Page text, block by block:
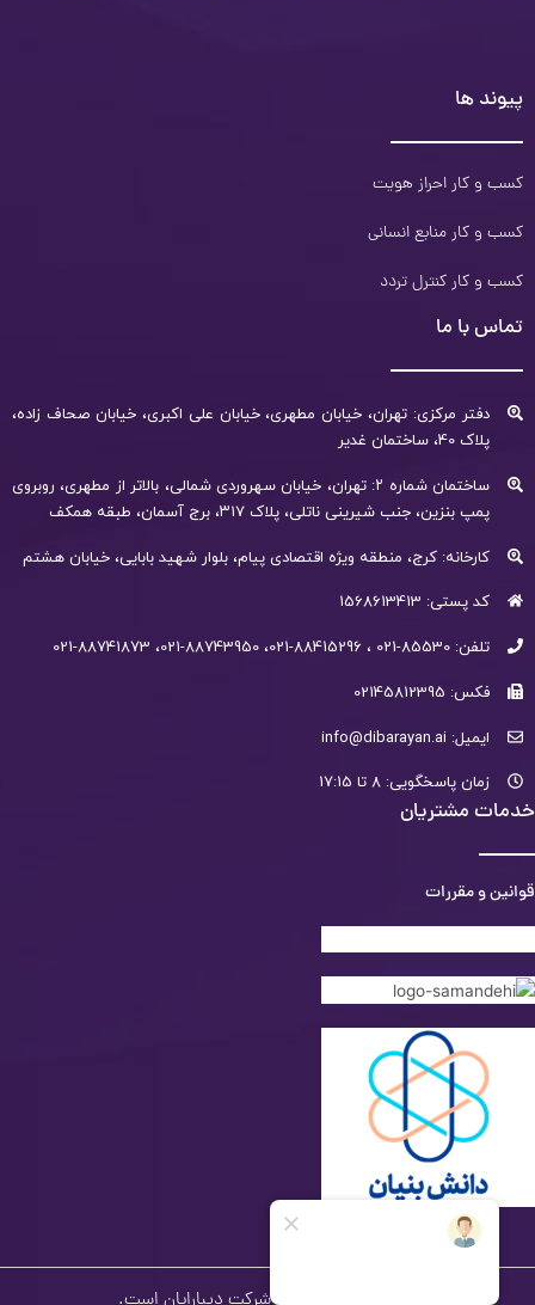
پیوند ها
کسب و کار احراز هویت
کسب و کار منابع انسانی
کسب و کار کنترل تردد
تماس با ما
دفتر مرکزی: تهران، خیابان مطهری، خیابان علی اکبری، خیابان صحاف زاده،
پلاک 40، ساختمان غدیر
ساختمان شماره ۲: تهران، خیابان سهروردی شمالی، بالاتر از مطهری، روبروی
پمپ بنزین، جنب شیرینی ناتلی، پلاک ۳۱۷، برج آسمان، طبقه همکف
کارخانه: کرج، منطقه ویژه اقتصادی پیام، بلوار شهید بابایی، خیابان هشتم
کد پستی: 1568613413
تلفن: 85530-021 ، 88415296-021، 88743950-021، 88741873-021
فکس: 02145812395
ایمیل: info@dibarayan.ai
زمان پاسخگویی: 8 تا 17:15
خدمات مشتریان
قوانین و مقررات